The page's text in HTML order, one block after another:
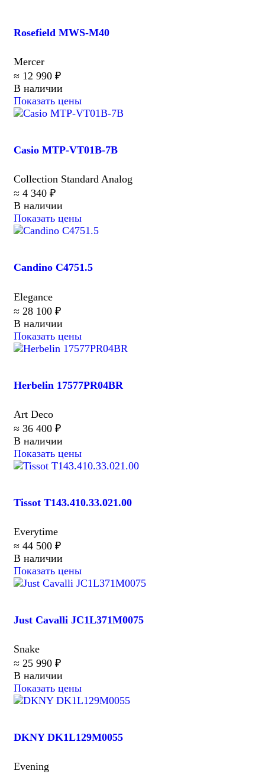
Rosefield MWS-M40
Mercer
≈ 12 990 ₽
В наличии
Показать цены
Casio MTP-VT01B-7B
Collection Standard Analog
≈ 4 340 ₽
В наличии
Показать цены
Candino C4751.5
Elegance
≈ 28 100 ₽
В наличии
Показать цены
Herbelin 17577PR04BR
Art Deco
≈ 36 400 ₽
В наличии
Показать цены
Tissot T143.410.33.021.00
Everytime
≈ 44 500 ₽
В наличии
Показать цены
Just Cavalli JC1L371M0075
Snake
≈ 25 990 ₽
В наличии
Показать цены
DKNY DK1L129M0055
Evening